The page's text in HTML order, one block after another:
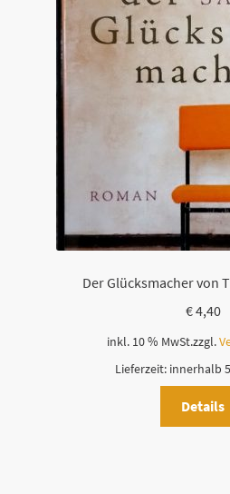
Der Glücksmacher von
€4,40
inkl. 10 % MwSt.zzgl.
Lieferzeit: innerhalb
Details